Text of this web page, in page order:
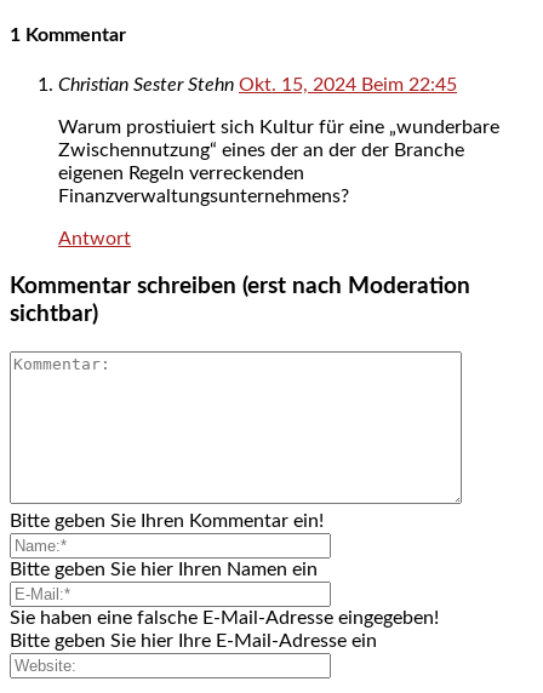
1 Kommentar
Christian Sester Stehn Okt. 15, 2024 Beim 22:45
Warum prostiuiert sich Kultur für eine „wunderbare
Zwischennutzung“ eines der an der der Branche
eigenen Regeln verreckenden
Finanzverwaltungsunternehmens?
Antwort
Kommentar schreiben (erst nach Moderation
sichtbar)
Bitte geben Sie Ihren Kommentar ein!
Bitte geben Sie hier Ihren Namen ein
Sie haben eine falsche E-Mail-Adresse eingegeben!
Bitte geben Sie hier Ihre E-Mail-Adresse ein